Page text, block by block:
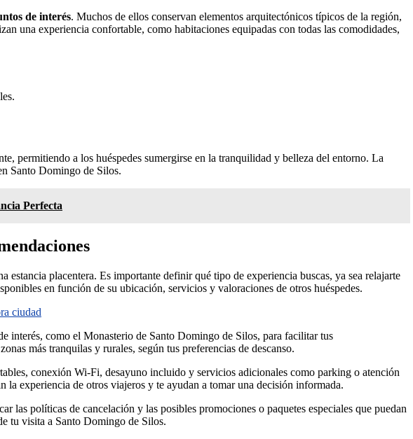
de interés. Muchos de ellos conservan elementos arquitectónicos típicos de la región,
una experiencia confortable, como habitaciones equipadas con todas las comodidades,
permitiendo a los huéspedes sumergirse en la tranquilidad y belleza del entorno. La
Santo Domingo de Silos.
Perfecta
placentera. Es importante definir qué tipo de experiencia buscas, ya sea relajarte
en función de su ubicación, servicios y valoraciones de otros huéspedes.
ciudad
interés, como el Monasterio de Santo Domingo de Silos, para facilitar tus
más tranquilas y rurales, según tus preferencias de descanso.
conexión Wi-Fi, desayuno incluido y servicios adicionales como parking o atención
la experiencia de otros viajeros y te ayudan a tomar una decisión informada.
políticas de cancelación y las posibles promociones o paquetes especiales que puedan
tu visita a Santo Domingo de Silos.